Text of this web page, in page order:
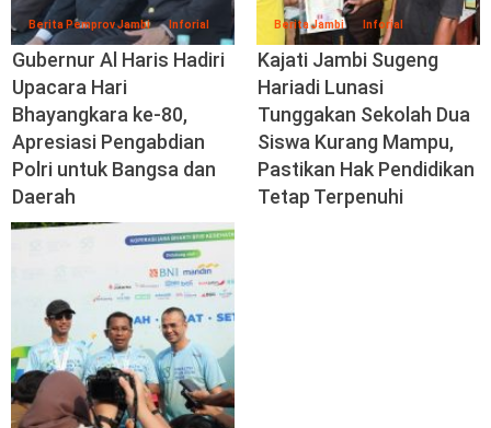
Berita Pemprov Jambi Inforial
Gubernur Al Haris Hadiri
Upacara Hari
Bhayangkara ke-80,
Apresiasi Pengabdian
Polri untuk Bangsa dan
Daerah
Berita Jambi Inforial
Kajati Jambi Sugeng
Hariadi Lunasi
Tunggakan Sekolah Dua
Siswa Kurang Mampu,
Pastikan Hak Pendidikan
Tetap Terpenuhi